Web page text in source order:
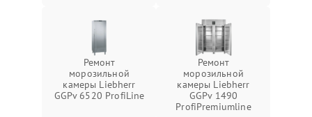
Ремонт
морозильной
камеры Liebherr
GGPv 6520 ProfiLine
Ремонт
морозильной
камеры Liebherr
GGPv 1490
ProfiPremiumline